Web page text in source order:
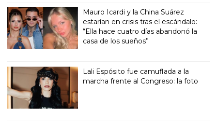
Mauro Icardi y la China Suárez
estarían en crisis tras el escándalo:
“Ella hace cuatro días abandonó la
casa de los sueños”
Lali Espósito fue camuflada a la
marcha frente al Congreso: la foto